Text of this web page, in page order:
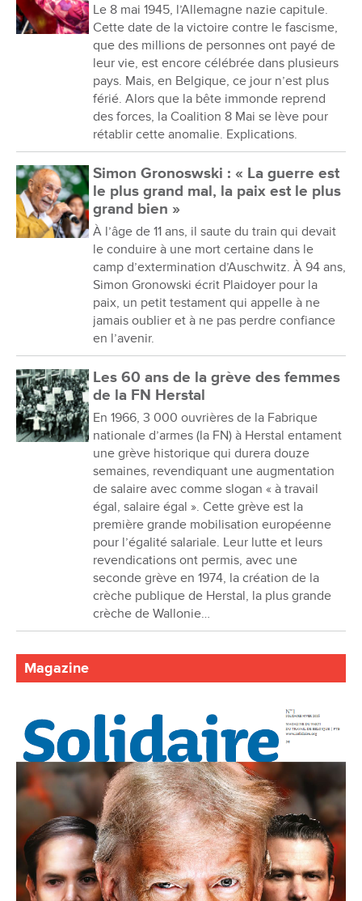
Le 8 mai 1945, l’Allemagne nazie capitule.
Cette date de la victoire contre le fascisme,
que des millions de personnes ont payé de
leur vie, est encore célébrée dans plusieurs
pays. Mais, en Belgique, ce jour n’est plus
férié. Alors que la bête immonde reprend
des forces, la Coalition 8 Mai se lève pour
rétablir cette anomalie. Explications.
Simon Gronoswski : « La guerre est
le plus grand mal, la paix est le plus
grand bien »
À l’âge de 11 ans, il saute du train qui devait
le conduire à une mort certaine dans le
camp d’extermination d’Auschwitz. À 94 ans,
Simon Gronowski écrit Plaidoyer pour la
paix, un petit testament qui appelle à ne
jamais oublier et à ne pas perdre confiance
en l’avenir.
Les 60 ans de la grève des femmes
de la FN Herstal
En 1966, 3 000 ouvrières de la Fabrique
nationale d’armes (la FN) à Herstal entament
une grève historique qui durera douze
semaines, revendiquant une augmentation
de salaire avec comme slogan « à travail
égal, salaire égal ». Cette grève est la
première grande mobilisation européenne
pour l’égalité salariale. Leur lutte et leurs
revendications ont permis, avec une
seconde grève en 1974, la création de la
crèche publique de Herstal, la plus grande
crèche de Wallonie…
Magazine